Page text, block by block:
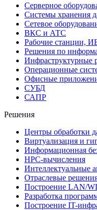
Серверное
Системы хранения
Сетевое
ВКС и АТС
Рабочие станции,
Решения по
Инфраструктурные
Операционные
Офисные
СУБД
САПР
Решения
Центры обработки
Виртуализация и
Информационная
HPC-вычисления
Интеллектуальные
Отраслевые
Построение LAN/
Разработка
Построение IT-